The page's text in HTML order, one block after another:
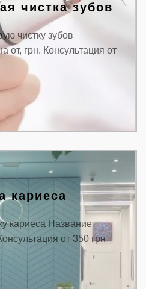
чистка зубов
чистку зубов
от, грн. Консультация от
кариеса
кариеса Название
от 350 грн